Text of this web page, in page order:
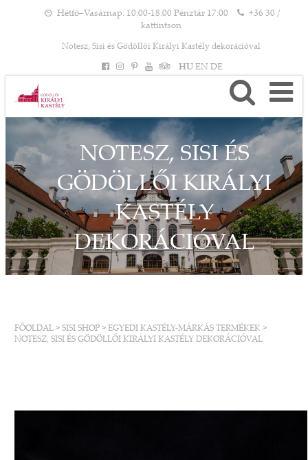
Hétfő–Vasárnap: 10:00-18:00 Pénztár 17:00
+36 30 /
kattintson
Notesz, Sisi és Gödöllői Királyi Kastély dekorációval
HU EN DE
NOTESZ, SISI ÉS
GÖDÖLLŐI KIRÁLYI
KASTÉLY
DEKORÁCIÓVAL
FŐOLDAL > SISI SHOP > EGYEDI KASTÉLY-MÁRKÁS TERMÉKEK >
NOTESZ, SISI ÉS GÖDÖLLŐI KIRÁLYI KASTÉLY DEKORÁCIÓVAL